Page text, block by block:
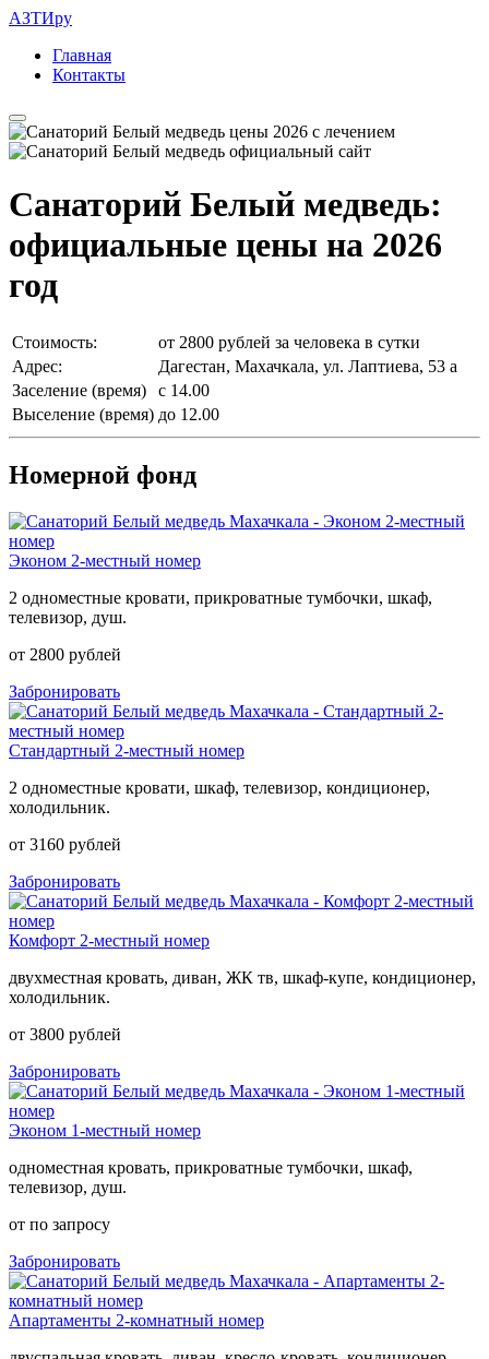
АЗТИру
Главная
Контакты
Санаторий Белый медведь:
официальные цены на 2026
год
Стоимость:
от 2800 рублей за человека в сутки
Адрес:
Дагестан, Махачкала, ул. Лаптиева, 53 а
Заселение (время)
с 14.00
Выселение (время) до 12.00
Номерной фонд
Эконом 2-местный номер
2 одноместные кровати, прикроватные тумбочки, шкаф,
телевизор, душ.
от 2800 рублей
Забронировать
Стандартный 2-местный номер
2 одноместные кровати, шкаф, телевизор, кондиционер,
холодильник.
от 3160 рублей
Забронировать
Комфорт 2-местный номер
двухместная кровать, диван, ЖК тв, шкаф-купе, кондиционер,
холодильник.
от 3800 рублей
Забронировать
Эконом 1-местный номер
одноместная кровать, прикроватные тумбочки, шкаф,
телевизор, душ.
от по запросу
Забронировать
Апартаменты 2-комнатный номер